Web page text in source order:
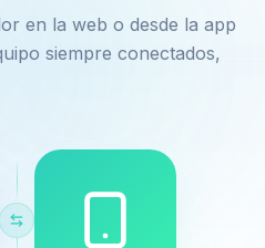
en la web o desde la app
siempre conectados,